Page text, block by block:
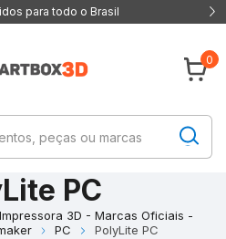
para todo o Brasil
0
PC
3D - Marcas Oficiais -
PC PolyLite PC